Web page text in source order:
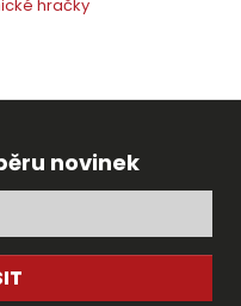
hračky
novinek